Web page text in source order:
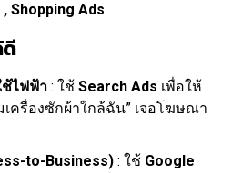
Shopping Ads
ช้ไฟฟ้า : ใช้ Search Ads เพื่อให้
ครื่องซักผ้าใกล้ฉัน” เจอโฆษณา
to-Business) : ใช้ Google